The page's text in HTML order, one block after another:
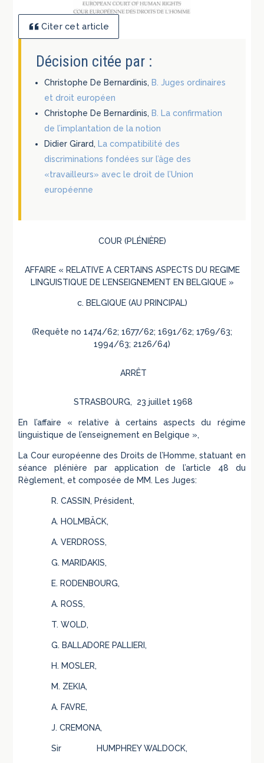
Citer cet article
Décision citée par :
Christophe De Bernardinis, B. Juges ordinaires
et droit européen
Christophe De Bernardinis, B. La confirmation
de l’implantation de la notion
Didier Girard, La compatibilité des
discriminations fondées sur l’âge des
«travailleurs» avec le droit de l’Union
européenne
COUR (PLÉNIÈRE)
AFFAIRE « RELATIVE A CERTAINS ASPECTS DU REGIME
LINGUISTIQUE DE L’ENSEIGNEMENT EN BELGIQUE »
c. BELGIQUE (AU PRINCIPAL)
(Requête no 1474/62; 1677/62; 1691/62; 1769/63;
1994/63; 2126/64)
ARRÊT
STRASBOURG, 23 juillet 1968
En l’affaire « relative à certains aspects du régime
linguistique de l’enseignement en Belgique »,
La Cour européenne des Droits de l’Homme, statuant en
séance plénière par application de l’article 48 du
Règlement, et composée de MM. Les Juges:
R. CASSIN, Président,
A. HOLMBÄCK,
A. VERDROSS,
G. MARIDAKIS,
E. RODENBOURG,
A. ROSS,
T. WOLD,
G. BALLADORE PALLIERI,
H. MOSLER,
M. ZEKIA,
A. FAVRE,
J. CREMONA,
Sir HUMPHREY WALDOCK,